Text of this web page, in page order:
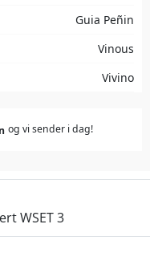
Guia Peñin
Vinous
Vivino
og vi sender i dag!
WSET 3